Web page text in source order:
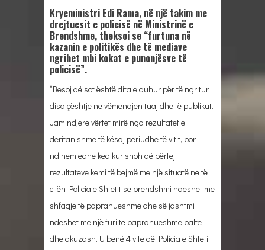
Kryeministri Edi Rama, në një takim me
drejtuesit e policisë në Ministrinë e
Brendshme, theksoi se “furtuna në
kazanin e politikës dhe të mediave
ngrihet mbi kokat e punonjësve të
policisë”.
“Besoj që sot është dita e duhur për të ngritur
disa çështje në vëmendjen tuaj dhe të publikut.
Jam ndjerë vërtet mirë nga rezultatet e
deritanishme të kësaj periudhe të vitit, por
ndihem edhe keq kur shoh që përtej
rezultateve kemi të bëjmë me një situatë në të
cilën Policia e Shtetit së brendshmi ndeshet me
shfaqje të papranueshme dhe së jashtmi
ndeshet me një furi të papranueshme balte
dhe akuzash. U bënë 4 vite që Policia e Shtetit